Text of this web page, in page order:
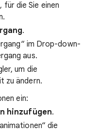
für die Sie einen
.
im Drop-down-
aus.
um die
zu ändern.
ein:
hinzufügen.
die